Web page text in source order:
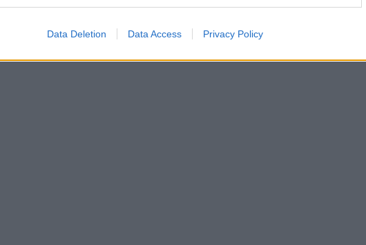
Data Deletion Data Access Privacy Policy
il suo repertorio culinario.